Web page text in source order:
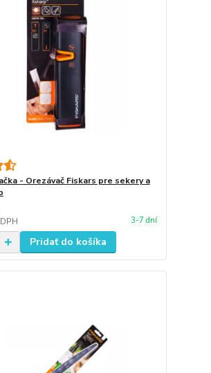
- Orezávač Fiskars pre sekery a
3-7 dní
Pridať do košíka